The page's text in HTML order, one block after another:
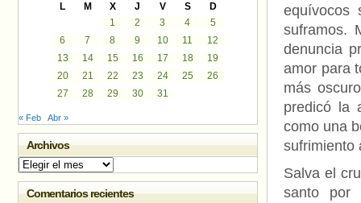
equívocos
suframos.
denuncia
amor para
más
predicó la
como una
sufrimiento
Salva el
santo por
L M X J V S
D
1
2 3 4
5
6
7 8 9 10 11
12
13
14 15 16 17 18
19
20
21 22 23 24 25
26
27
28 29 30 31
« Feb Abr »
Archivos
Archivos
Comentarios recientes